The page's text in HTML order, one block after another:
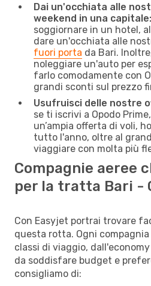
Dai un'occhiata alle
weekend in una capitale:
soggiornare in un hotel,
dare un'occhiata alle
fuori porta da Bari.
noleggiare un'auto per
farlo comodamente con
grandi sconti sul prezzo
Usufruisci delle nostre
se ti iscrivi a Opodo
un’ampia offerta di voli,
tutto l'anno, oltre al
viaggiare con molta più
Compagnie aeree
per la tratta Bari -
Con Easyjet portrai trovare
questa rotta. Ogni
classi di viaggio,
da soddisfare budget e
consigliamo di: